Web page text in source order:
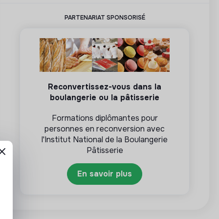
PARTENARIAT SPONSORISÉ
Reconvertissez-vous dans la
boulangerie ou la pâtisserie
Formations diplômantes pour
personnes en reconversion avec
l'Institut National de la Boulangerie
Pâtisserie
En savoir plus